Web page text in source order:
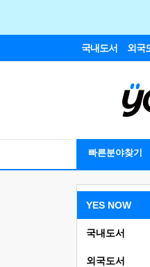
국내도서 외국
빠른분야찾기
YES NOW
국내도서
외국도서